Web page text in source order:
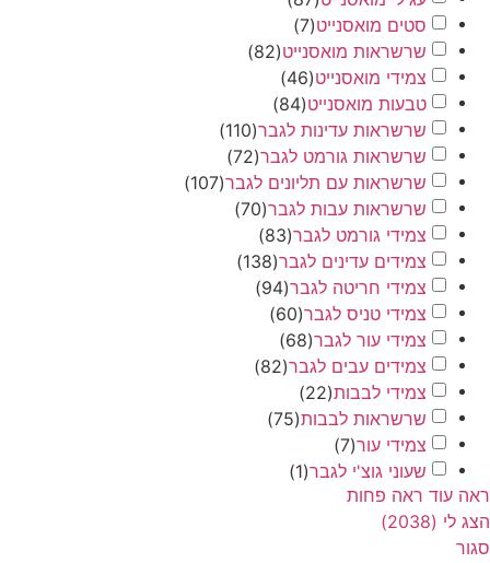
סטים מואסנייט(
7
)
שרשראות מואסנייט(
82
)
צמידי מואסנייט(
46
)
טבעות מואסנייט(
84
)
שרשראות עדינות לגבר(
110
)
שרשראות גורמט לגבר(
72
)
שרשראות עם תליונים לגבר(
107
)
שרשראות עבות לגבר(
70
)
צמידי גורמט לגבר(
83
)
צמידים עדינים לגבר(
138
)
צמידי חריטה לגבר(
94
)
צמידי טניס לגבר(
60
)
צמידי עור לגבר(
68
)
צמידים עבים לגבר(
82
)
צמידי לבבות (
22
)
שרשראות לבבות (
75
)
צמידי עור(
7
)
שעוני גוצ'י לגבר(
1
)
ראה פחות
(
2038
)